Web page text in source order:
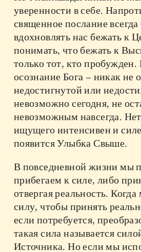
уверенности в себе.
священное послание всегда
вдохновлять нас бежать к
понимать, что бежать к
только тот, кто пробужден.
осознание Бога – никак не
недостигнутой или
невозможно сегодня, не
невозможным навсегда.
ищущего интенсивен и
появится Улыбка Свыше.
В повседневной жизни мы
прибегаем к силе, либо
отвергая реальность.
силу, чтобы принять
если потребуется,
такая сила называется
Источника. Но если мы